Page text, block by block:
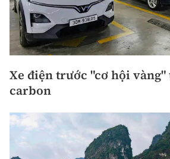
Xe điện trước "cơ hội
carbon